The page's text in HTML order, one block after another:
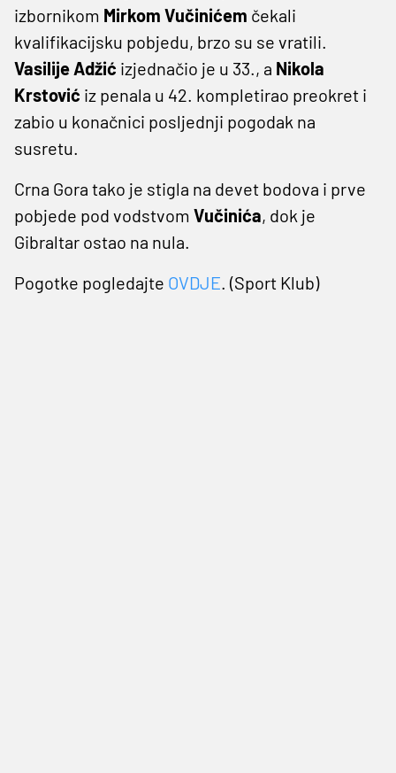
izbornikom Mirkom Vučinićem čekali
kvalifikacijsku pobjedu, brzo su se vratili.
Vasilije Adžić izjednačio je u 33., a Nikola
Krstović iz penala u 42. kompletirao preokret i
zabio u konačnici posljednji pogodak na
susretu.
Crna Gora tako je stigla na devet bodova i prve
pobjede pod vodstvom Vučinića, dok je
Gibraltar ostao na nula.
Pogotke pogledajte OVDJE. (Sport Klub)